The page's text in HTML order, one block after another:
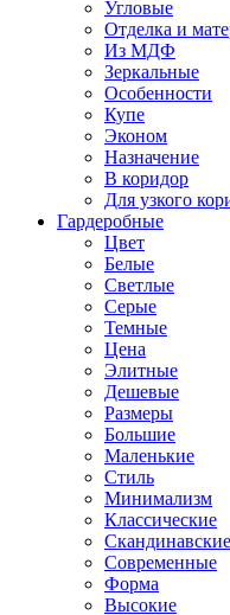
Угловые
Отделка и
Из МДФ
Зеркальные
Особенности
Купе
Эконом
Назначение
В коридор
Для узкого
Гардеробные
Цвет
Белые
Светлые
Серые
Темные
Цена
Элитные
Дешевые
Размеры
Большие
Маленькие
Стиль
Минимализм
Классические
Скандинавские
Современные
Форма
Высокие